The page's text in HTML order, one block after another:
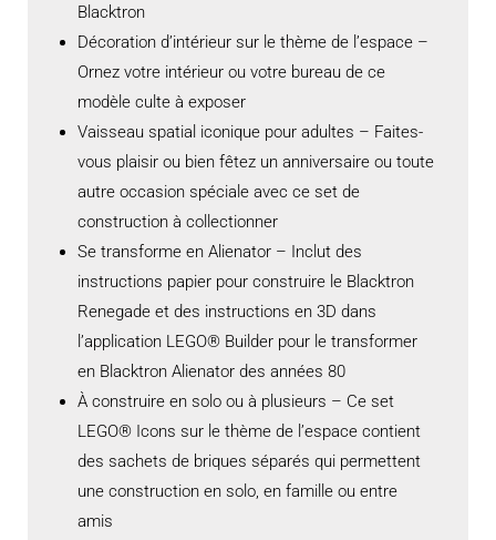
Blacktron
Décoration d’intérieur sur le thème de l’espace –
Ornez votre intérieur ou votre bureau de ce
modèle culte à exposer
Vaisseau spatial iconique pour adultes – Faites-
vous plaisir ou bien fêtez un anniversaire ou toute
autre occasion spéciale avec ce set de
construction à collectionner
Se transforme en Alienator – Inclut des
instructions papier pour construire le Blacktron
Renegade et des instructions en 3D dans
l’application LEGO® Builder pour le transformer
en Blacktron Alienator des années 80
À construire en solo ou à plusieurs – Ce set
LEGO® Icons sur le thème de l’espace contient
des sachets de briques séparés qui permettent
une construction en solo, en famille ou entre
amis